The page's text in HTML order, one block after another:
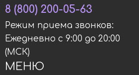
МЕНЮ
8 (800) 200-05-63
Режим приема звонков:
Ежедневно с 9:00 до 20:00
(МСК)